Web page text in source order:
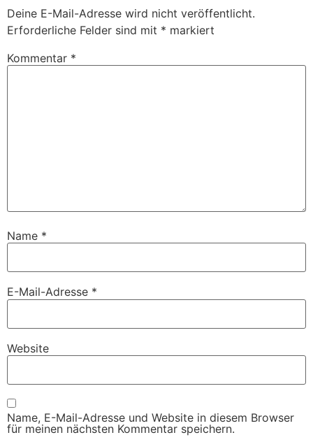
Deine E-Mail-Adresse wird nicht veröffentlicht.
Erforderliche Felder sind mit * markiert
Kommentar *
Name *
E-Mail-Adresse *
Website
Name, E-Mail-Adresse und Website in diesem Browser
für meinen nächsten Kommentar speichern.